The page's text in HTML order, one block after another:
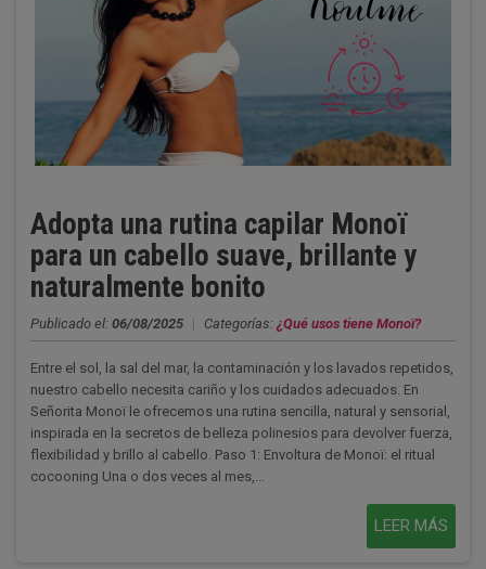
Adopta una rutina capilar Monoï
para un cabello suave, brillante y
naturalmente bonito
Publicado el: 06/08/2025 | Categorías: ¿Qué usos tiene Monoï?
Entre el sol, la sal del mar, la contaminación y los lavados repetidos,
nuestro cabello necesita cariño y los cuidados adecuados. En
Señorita Monoï le ofrecemos una rutina sencilla, natural y sensorial,
inspirada en la secretos de belleza polinesios para devolver fuerza,
flexibilidad y brillo al cabello. Paso 1: Envoltura de Monoï: el ritual
cocooning Una o dos veces al mes,...
LEER MÁS